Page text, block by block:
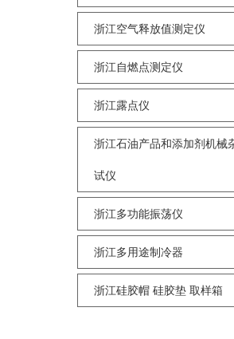
浙江空气释放值测定仪
浙江自燃点测定仪
浙江露点仪
浙江石油产品和添加剂机械
试仪
浙江多功能振荡仪
浙江多用途制冷器
浙江硅胶帽 硅胶垫 取样箱